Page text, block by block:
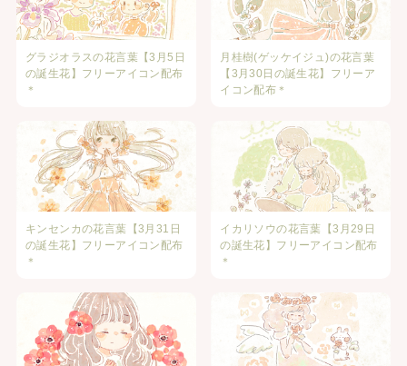
グラジオラスの花言葉【3月5日
の誕生花】フリーアイコン配布
＊
月桂樹(ゲッケイジュ)の花言葉
【3月30日の誕生花】フリーア
イコン配布＊
キンセンカの花言葉【3月31日
の誕生花】フリーアイコン配布
＊
イカリソウの花言葉【3月29日
の誕生花】フリーアイコン配布
＊